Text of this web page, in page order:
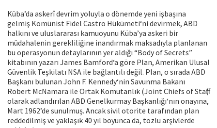
Küba’da askerî devrim yoluyla o dönemde yeni işbaşına
gelmiş Komünist Fidel Castro Hükümeti‘ni devirmek, ABD
halkını ve uluslararası kamuoyunu Küba’ya askeri bir
müdahalenin gerekliliğine inandırmak maksadıyla planlanan
bu operasyonun detaylarının yer aldığı “Body of Secrets”
kitabının yazarı James Bamford‘a göre Plan, Amerikan Ulusal
Güvenlik Teşkilatı NSA ile bağlantılı değil. Plan, o sırada ABD
Başkanı bulunan John F. Kennedy‘nin Savunma Bakanı
Robert McNamara ile Ortak Komutanlık (Joint Chiefs of Staff)
olarak adlandırılan ABD Genelkurmay Başkanlığı‘nın onayına,
Mart 1962’de sunulmuş. Ancak sivil otorite tarafından plan
reddedilmiş ve yaklaşık 40 yıl boyunca da, tozlu arşivlerde